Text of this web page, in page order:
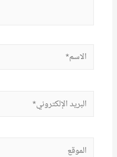
الاسم*
البريد
الموقع